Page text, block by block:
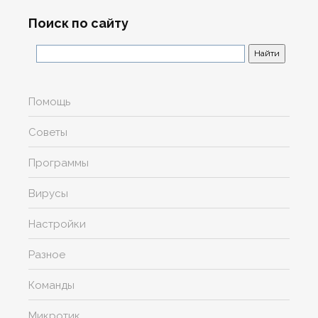
Поиск по сайту
Помощь
Советы
Программы
Вирусы
Настройки
Разное
Команды